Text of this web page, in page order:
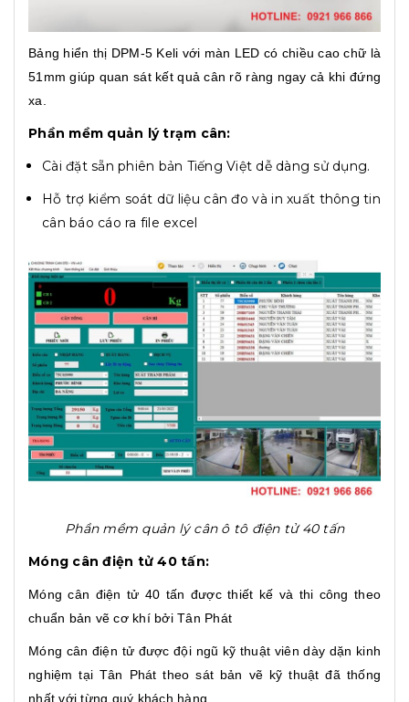
Bảng hiển thị DPM-5 Keli với màn LED có chiều cao chữ là
51mm giúp quan sát kết quả cân rõ ràng ngay cả khi đứng
xa.
Phần mềm quản lý trạm cân:
Cài đặt sẵn phiên bản Tiếng Việt dễ dàng sử dụng.
Hỗ trợ kiểm soát dữ liệu cân đo và in xuất thông tin
cân báo cáo ra file excel
Phần mềm quản lý cân ô tô điện tử 40 tấn
Móng cân điện tử 40 tấn:
Móng cân điện tử 40 tấn được thiết kế và thi công theo
chuẩn bản vẽ cơ khí bởi Tân Phát
Móng cân điện tử được đội ngũ kỹ thuật viên dày dặn kinh
nghiệm tại Tân Phát theo sát bản vẽ kỹ thuật đã thống
nhất với từng quý khách hàng.